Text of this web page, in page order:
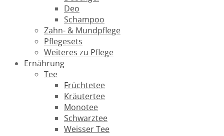
Deo
Schampoo
Zahn- & Mundpflege
Pflegesets
Weiteres zu Pflege
Ernährung
Tee
Früchtetee
Kräutertee
Monotee
Schwarztee
Weisser Tee